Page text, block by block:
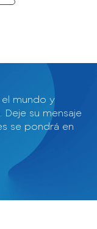
mundo y
su mensaje
se pondrá en